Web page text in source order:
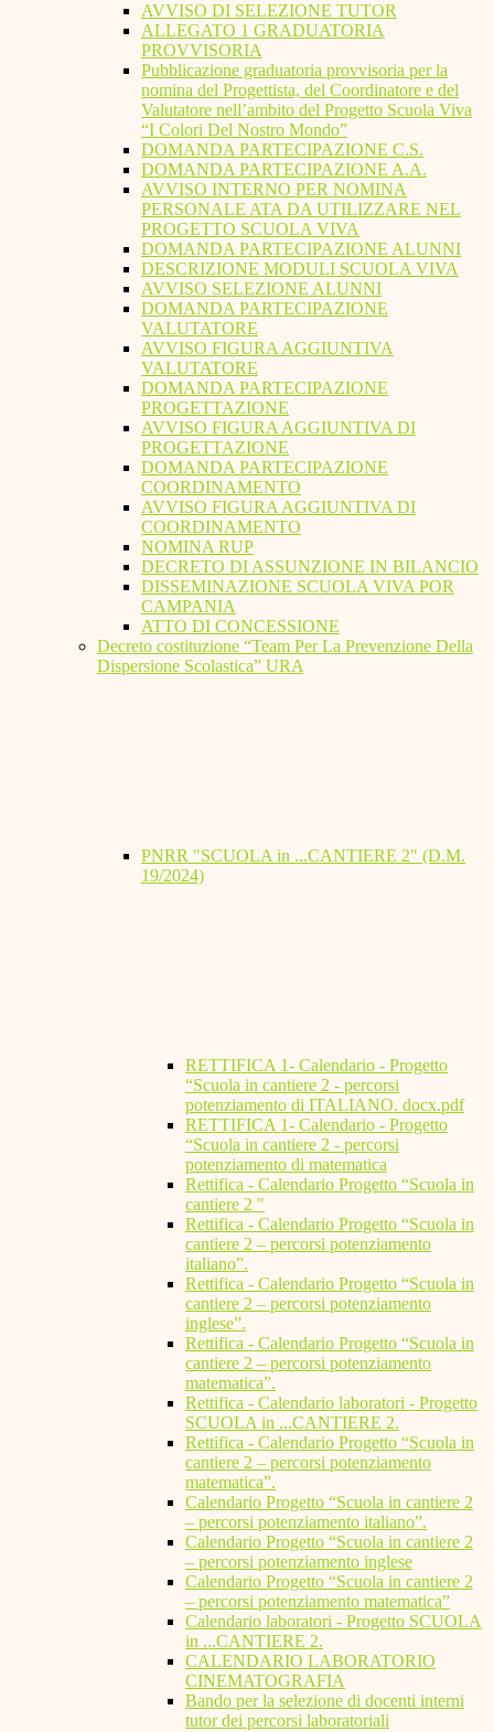
AVVISO DI SELEZIONE TUTOR
ALLEGATO 1 GRADUATORIA
PROVVISORIA
Pubblicazione graduatoria provvisoria per la
nomina del Progettista, del Coordinatore e del
Valutatore nell’ambito del Progetto Scuola Viva
“I Colori Del Nostro Mondo”
DOMANDA PARTECIPAZIONE C.S.
DOMANDA PARTECIPAZIONE A.A.
AVVISO INTERNO PER NOMINA
PERSONALE ATA DA UTILIZZARE NEL
PROGETTO SCUOLA VIVA
DOMANDA PARTECIPAZIONE ALUNNI
DESCRIZIONE MODULI SCUOLA VIVA
AVVISO SELEZIONE ALUNNI
DOMANDA PARTECIPAZIONE
VALUTATORE
AVVISO FIGURA AGGIUNTIVA
VALUTATORE
DOMANDA PARTECIPAZIONE
PROGETTAZIONE
AVVISO FIGURA AGGIUNTIVA DI
PROGETTAZIONE
DOMANDA PARTECIPAZIONE
COORDINAMENTO
AVVISO FIGURA AGGIUNTIVA DI
COORDINAMENTO
NOMINA RUP
DECRETO DI ASSUNZIONE IN BILANCIO
DISSEMINAZIONE SCUOLA VIVA POR
CAMPANIA
ATTO DI CONCESSIONE
Decreto costituzione “Team Per La Prevenzione Della
Dispersione Scolastica” URA
PNRR "SCUOLA in ...CANTIERE 2" (D.M.
19/2024)
RETTIFICA 1- Calendario - Progetto
“Scuola in cantiere 2 - percorsi
potenziamento di ITALIANO. docx.pdf
RETTIFICA 1- Calendario - Progetto
“Scuola in cantiere 2 - percorsi
potenziamento di matematica
Rettifica - Calendario Progetto “Scuola in
cantiere 2 "
Rettifica - Calendario Progetto “Scuola in
cantiere 2 – percorsi potenziamento
italiano”.
Rettifica - Calendario Progetto “Scuola in
cantiere 2 – percorsi potenziamento
inglese”.
Rettifica - Calendario Progetto “Scuola in
cantiere 2 – percorsi potenziamento
matematica”.
Rettifica - Calendario laboratori - Progetto
SCUOLA in ...CANTIERE 2.
Rettifica - Calendario Progetto “Scuola in
cantiere 2 – percorsi potenziamento
matematica”.
Calendario Progetto “Scuola in cantiere 2
– percorsi potenziamento italiano”.
Calendario Progetto “Scuola in cantiere 2
– percorsi potenziamento inglese
Calendario Progetto “Scuola in cantiere 2
– percorsi potenziamento matematica”
Calendario laboratori - Progetto SCUOLA
in ...CANTIERE 2.
CALENDARIO LABORATORIO
CINEMATOGRAFIA
Bando per la selezione di docenti interni
tutor dei percorsi laboratoriali